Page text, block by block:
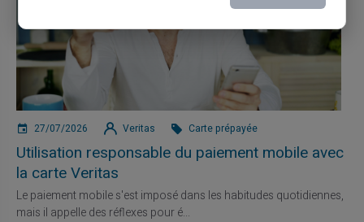
27/07/2026 Veritas Carte prépayée
Utilisation responsable du paiement mobile avec
la carte Veritas
Le paiement mobile s'est imposé dans les habitudes quotidiennes,
mais il appelle des réflexes pour é...